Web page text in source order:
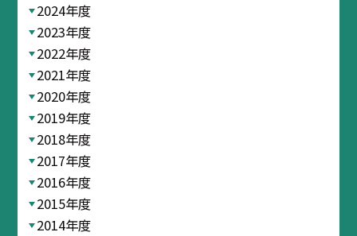
2024年度
2023年度
2022年度
2021年度
2020年度
2019年度
2018年度
2017年度
2016年度
2015年度
2014年度